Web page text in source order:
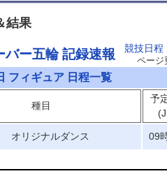
結果
バー五輪 記録速報 競技日程
ペー
フィギュア 日程一覧
種目
予
オリジナルダンス 09